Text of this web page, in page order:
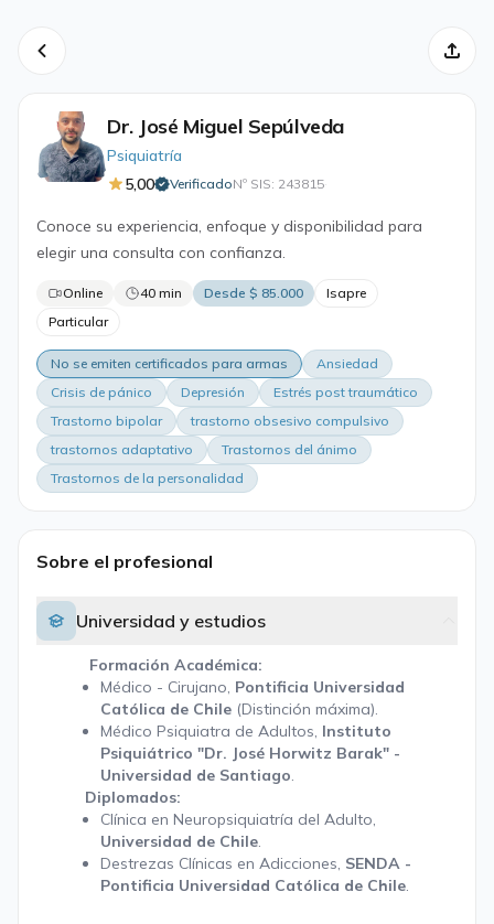
Dr. José Miguel Sepúlveda
Psiquiatría
5,00
VerificadoNº SIS: 243815·
Conoce su experiencia, enfoque y disponibilidad para
elegir una consulta con confianza.
Online 40 min Desde $ 85.000
Isapre
Particular
No se emiten certificados para armas
Ansiedad
Crisis de pánico
Depresión
Estrés post traumático
Trastorno bipolar
trastorno obsesivo compulsivo
trastornos adaptativo
Trastornos del ánimo
Trastornos de la personalidad
Sobre el profesional
Universidad y estudios
Formación Académica:
Médico - Cirujano, Pontificia Universidad
Católica de Chile (Distinción máxima).
Médico Psiquiatra de Adultos, Instituto
Psiquiátrico "Dr. José Horwitz Barak" -
Universidad de Santiago.
Diplomados:
Clínica en Neuropsiquiatría del Adulto,
Universidad de Chile.
Destrezas Clínicas en Adicciones, SENDA -
Pontificia Universidad Católica de Chile.